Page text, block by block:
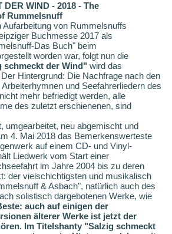
WIND - 2018 - The
Rummelsnuff
Aufarbeitung von Rummelsnuffs
Buchmesse 2017 als
Das Buch" beim
worden war, folgt nun die
schmeckt der Wind" wird das
Hintergrund: Die Nachfrage nach den
und Seefahrerliedern des
mehr befriedigt werden, alle
des zuletzt erschienenen, sind
umgearbeitet, neu abgemischt und
4. Mai 2018 das Bemerkenswerteste
auf einem CD- und Vinyl-
Liedwerk vom Start einer
im Jahre 2004 bis zu deren
der vielschichtigsten und musikalisch
& Asbach", natürlich auch des
solistisch dargebotenen Werke, wie
auch auf einigen der
älterer Werke ist jetzt der
Im Titelshanty "Salzig schmeckt